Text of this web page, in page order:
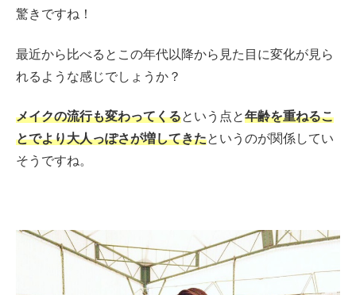
驚きですね！
最近から比べるとこの年代以降から見た目に変化が見ら
れるような感じでしょうか？
メイクの流行も変わってくるという点と年齢を重ねるこ
とでより大人っぽさが増してきたというのが関係してい
そうですね。